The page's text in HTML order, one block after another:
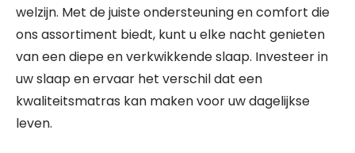
welzijn. Met de juiste ondersteuning en comfort die
ons assortiment biedt, kunt u elke nacht genieten
van een diepe en verkwikkende slaap. Investeer in
uw slaap en ervaar het verschil dat een
kwaliteitsmatras kan maken voor uw dagelijkse
leven.